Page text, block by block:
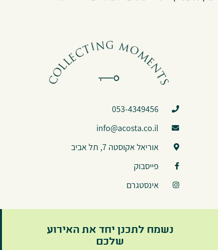
053-4349456
info@acosta.co.il
אוריאל אקוסטה 7, תל אביב
פייסבוק
אינסטגרם
נשמח לתכנן יחד את האירוע
שלכם